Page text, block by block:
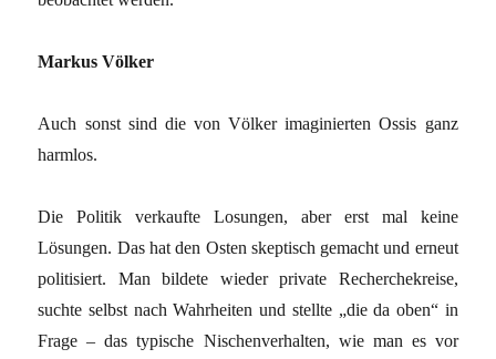
Markus Völker
Auch sonst sind die von Völker imaginierten Ossis ganz
harmlos.
Die Politik verkaufte Losungen, aber erst mal keine
Lösungen. Das hat den Osten skeptisch gemacht und erneut
politisiert. Man bildete wieder private Recherchekreise,
suchte selbst nach Wahrheiten und stellte „die da oben“ in
Frage – das typische Nischenverhalten, wie man es vor